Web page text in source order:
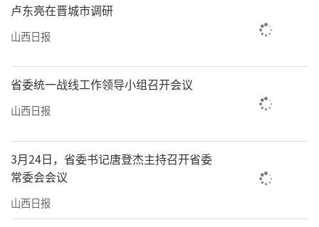
卢东亮在晋城市调研
山西日报
省委统一战线工作领导小组召开会议
山西日报
3月24日，省委书记唐登杰主持召开省委
常委会会议
山西日报